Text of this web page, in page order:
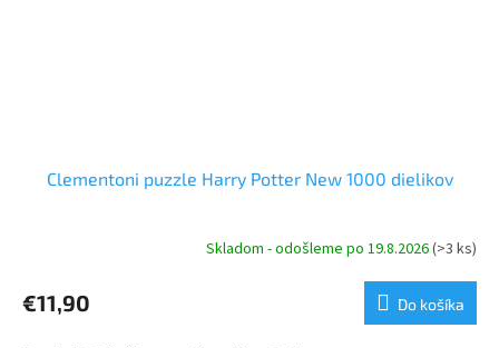
Clementoni puzzle Harry Potter New 1000 dielikov
Skladom - odošleme po 19.8.2026(>3 ks)
€11,90 Do košíka